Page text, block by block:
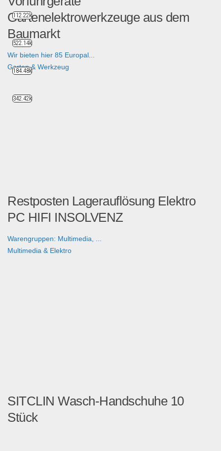
Gartenelektrowerkzeuge aus dem
Baumarkt
Wir bieten hier 85 Europal...
Garten & Werkzeug
Restposten Lagerauflösung Elektro
PC HIFI INSOLVENZ
Warengruppen: Multimedia, ...
Multimedia & Elektro
SITCLIN Wasch-Handschuhe 10
Stück
112.22k
522.14k
184.48k
342.42k